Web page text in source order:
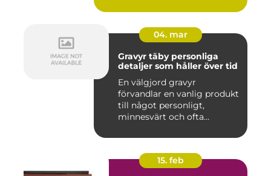
04. mar
Gravyr täby personliga
detaljer som håller över tid
En välgjord gravyr
förvandlar en vanlig produkt
till något personligt,
minnesvärt och ofta
15. feb